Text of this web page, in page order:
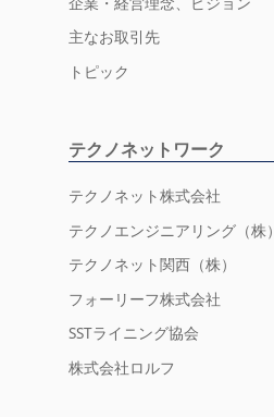
主なお取引先
トピック
テクノネットワーク
テクノネット株式会社
テクノエンジニアリング（株）
テクノネット関西（株）
フォーリーフ株式会社
SSTライニング協会
株式会社ロルフ